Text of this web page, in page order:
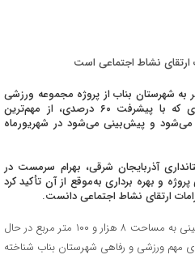
نشاط اجتماعی است
به شهرستان بناب از پروژه مجموعه ورزشی
فولاد صنعت بناب بازدید کرد؛ پروژه‌ای که با پیشرفت ۶۰ درصدی، از مهم‌ترین
و پیش‌‌بینی می‌شود در شهریورماه
آذربایجان شرقی، بهرام سرمست در
و بهره ‌برداری به‌‌موقع از آن تأکید کرد
ارتقای نشاط اجتماعی دانست.
مجموعه ورزشی فولاد صنعت بناب در زمینی به مساحت ۸ هزار و ۱۰۰ متر مربع در حال
مهم ورزشی و رفاهی شهرستان بناب شناخته